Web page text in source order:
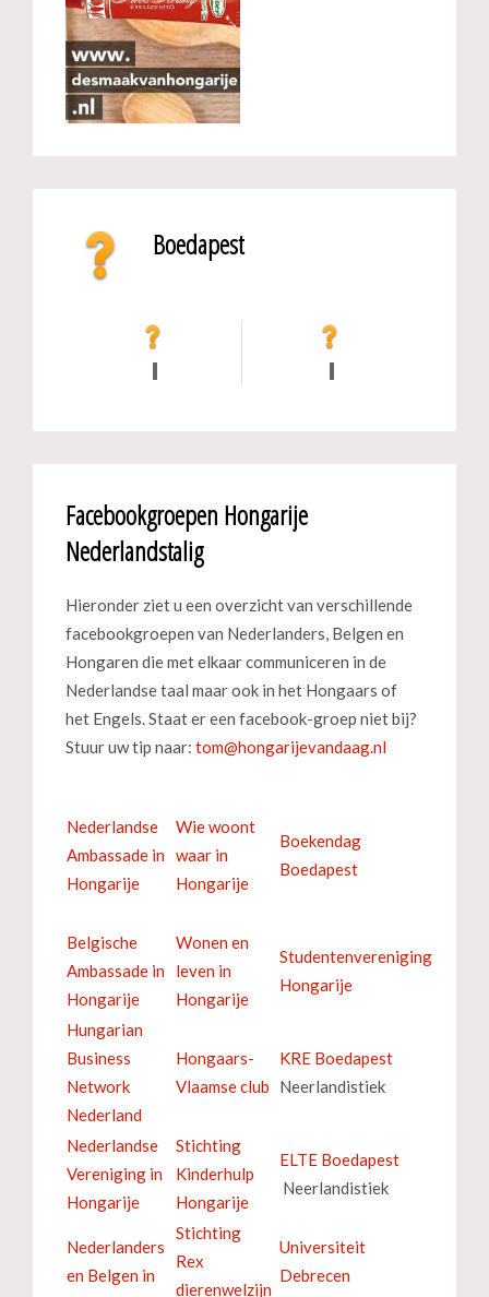
Boedapest
Facebookgroepen Hongarije
Nederlandstalig
Hieronder ziet u een overzicht van verschillende
facebookgroepen van Nederlanders, Belgen en
Hongaren die met elkaar communiceren in de
Nederlandse taal maar ook in het Hongaars of
het Engels. Staat er een facebook-groep niet bij?
Stuur uw tip naar:
Nederlandse
Ambassade in
Hongarije
Wie woont
waar in
Hongarije
Boekendag
Boedapest
Belgische
Ambassade in
Hongarije
Wonen en
leven in
Hongarije
Studentenvereniging
Hongarije
Hungarian
Business
Network
Nederland
Hongaars-
Vlaamse club
KRE Boedapest
Neerlandistiek
Nederlandse
Vereniging in
Hongarije
Stichting
Kinderhulp
Hongarije
ELTE Boedapest
Neerlandistiek
Nederlanders
en Belgen in
Stichting
Rex
dierenwelzijn
Universiteit
Debrecen